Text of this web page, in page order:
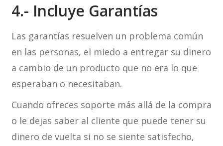
4.- Incluye Garantías
Las garantías resuelven un problema común
en las personas, el miedo a entregar su dinero
a cambio de un producto que no era lo que
esperaban o necesitaban.
Cuando ofreces soporte más allá de la compra
o le dejas saber al cliente que puede tener su
dinero de vuelta si no se siente satisfecho,